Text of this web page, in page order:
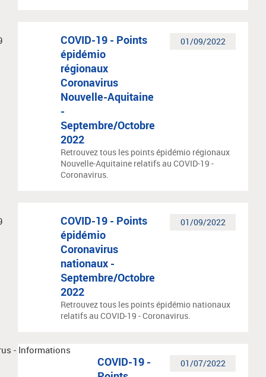
01/09/2022
COVID-19 - Points
épidémio
régionaux
Coronavirus
Nouvelle-Aquitaine
-
Septembre/Octobre
2022
Retrouvez tous les points épidémio régionaux
Nouvelle-Aquitaine relatifs au COVID-19 -
Coronavirus.
01/09/2022
COVID-19 - Points
épidémio
Coronavirus
nationaux -
Septembre/Octobre
2022
Retrouvez tous les points épidémio nationaux
relatifs au COVID-19 - Coronavirus.
01/07/2022
COVID-19 -